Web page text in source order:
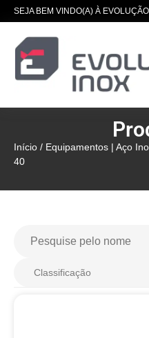
SEJA BEM VINDO(A) À
Início / Equipamentos | Aço
40